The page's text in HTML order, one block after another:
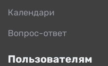
Календари
Вопрос-ответ
Пользователям